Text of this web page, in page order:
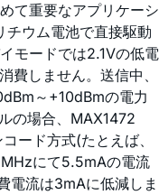
て重要なアプリケーシ
チウム電池で直接駆動
モードでは2.1Vの低電
費しません。送信中、
～+10dBmの電力
の場合、MAX1472
ード方式(たとえば、
にて5.5mAの電流
電流は3mAに低減しま